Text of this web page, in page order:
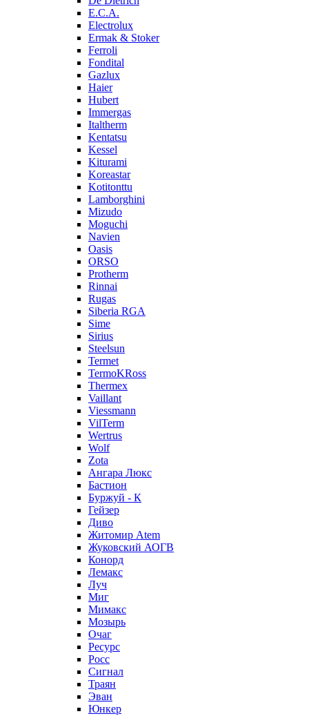
E.C.A.
Electrolux
Ermak & Stoker
Ferroli
Fondital
Gazlux
Haier
Hubert
Immergas
Italtherm
Kentatsu
Kessel
Kiturami
Koreastar
Kotitonttu
Lamborghini
Mizudo
Moguchi
Navien
Oasis
ORSO
Protherm
Rinnai
Rugas
Siberia RGA
Sime
Sirius
Steelsun
Termet
TermoKRoss
Thermex
Vaillant
Viessmann
VilTerm
Wertrus
Wolf
Zota
Ангара Люкс
Бастион
Буржуй - К
Гейзер
Диво
Житомир Аtem
Жуковский АОГВ
Конорд
Лемакс
Луч
Миг
Мимакс
Мозырь
Очаг
Ресурс
Росс
Сигнал
Траян
Эван
Юнкер